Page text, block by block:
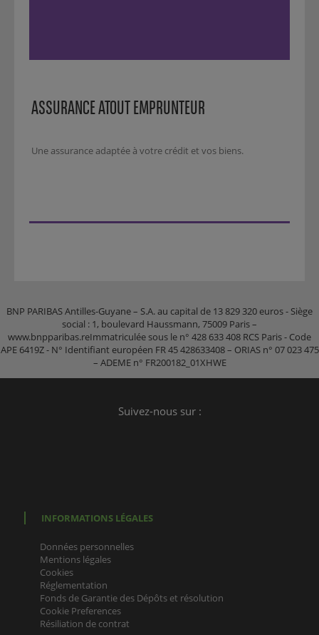
ASSURANCE ATOUT EMPRUNTEUR
Une assurance adaptée à votre crédit et vos biens.
BNP PARIBAS Antilles-Guyane – S.A. au capital de 13 829 320 euros - Siège
social : 1, boulevard Haussmann, 75009 Paris –
www.bnpparibas.reImmatriculée sous le n° 428 633 408 RCS Paris - Code
APE 6419Z - N° Identifiant européen FR 45 428633408 – ORIAS n° 07 023 475
– ADEME n° FR200182_01XHWE
Suivez-nous sur :
INFORMATIONS LÉGALES
Données personnelles
Mentions légales
Cookies
Réglementation
Fonds de Garantie des Dépôts et résolution
Cookie Preferences
Résiliation de contrat